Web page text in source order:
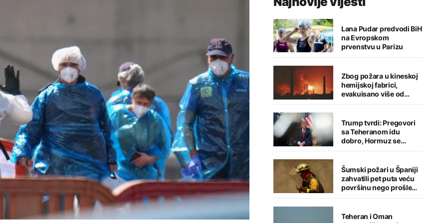
Lana Pudar predvodi BiH
na Evropskom
prvenstvu u Parizu
Zbog požara u kineskoj
hemijskoj fabrici,
evakuisano više od
1.200 ljudi
Trump tvrdi: Pregovori
sa Teheranom idu
dobro, Hormuz se
uskoro otvara
Šumski požari u Španiji
zahvatili pet puta veću
površinu nego prošle
godine
Teheran i Oman